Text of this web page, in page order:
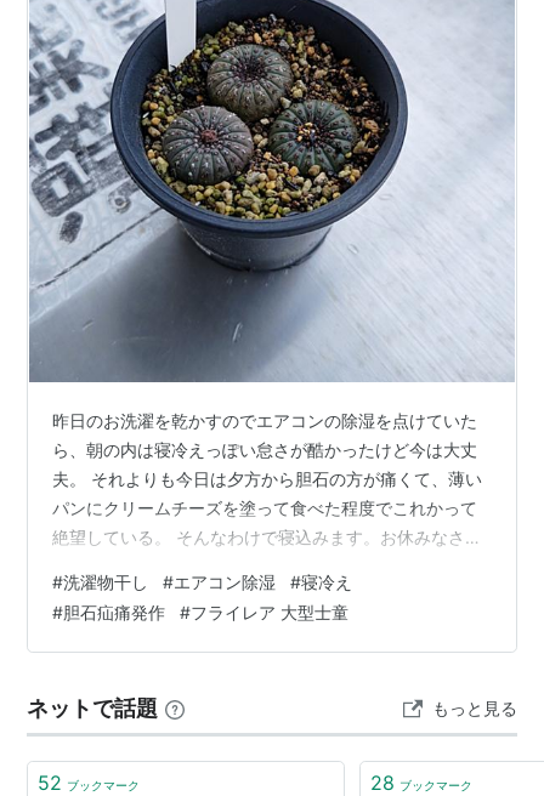
昨日のお洗濯を乾かすのでエアコンの除湿を点けていた
ら、朝の内は寝冷えっぽい怠さが酷かったけど今は大丈
夫。 それよりも今日は夕方から胆石の方が痛くて、薄い
パンにクリームチーズを塗って食べた程度でこれかって
絶望している。 そんなわけで寝込みます。お休みなさ
士童。 名札に大型とあるわりにずっと小さいし、まった
く動きがない。ずっと土に埋まったまま。 だからといっ
て枯れているわけでもなさそう。
#洗濯物干し #エアコン除湿 #寝冷え
#胆石疝痛発作 #フライレア 大型士童
ネットで話題 もっと見る
52 ブックマーク 28 ブックマーク